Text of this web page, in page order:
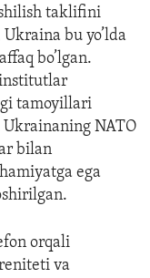
taklifini
bu yo’lda
bo’lgan.
tamoyillari
NATO
bilan
ega
orqali
va